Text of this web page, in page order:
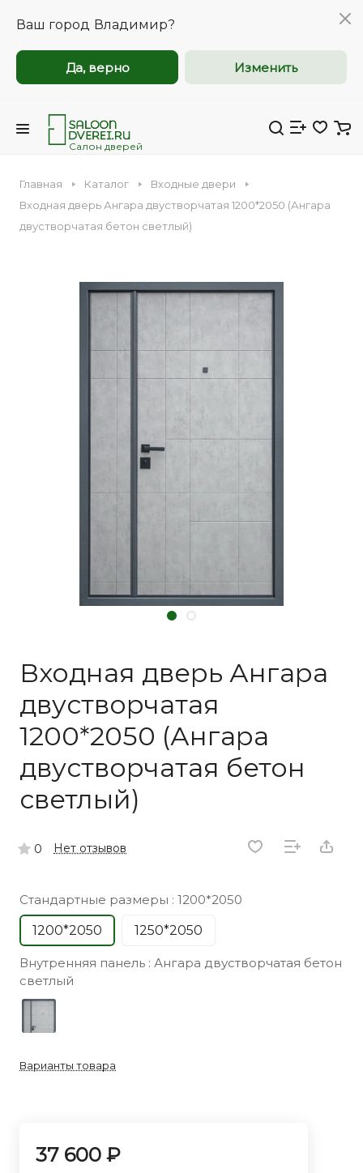
Ваш город Владимир?
Да, верно Изменить
Салон дверей
Главная Каталог
Входные двери
Входная дверь Ангара двустворчатая 1200*2050 (Ангара
двустворчатая бетон светлый)
Входная дверь Ангара
двустворчатая
1200*2050 (Ангара
двустворчатая бетон
светлый)
0 Нет отзывов
Стандартные размеры : 1200*2050
1200*2050
1250*2050
Внутренняя панель : Ангара двустворчатая бетон
светлый
Варианты товара
37 600 ₽
входные двери
оптом
Компания Saloondverei.ru приглашает к
сотрудничеству коммерческие
организации, застройщиков,
входные двери
оптом
Компания Saloondverei.ru приглашает к
сотрудничеству коммерческие
организации, застройщиков,